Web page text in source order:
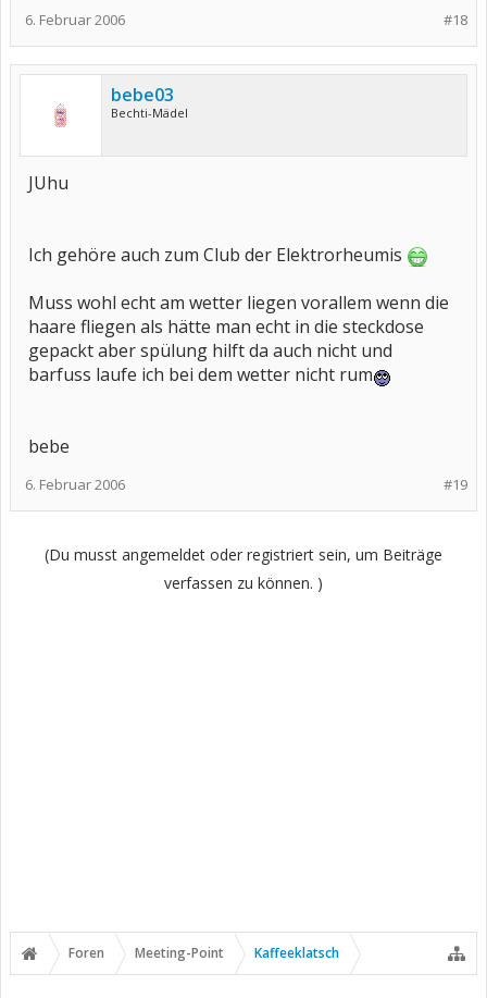
#18
6. Februar 2006
bebe03
Bechti-Mädel
JUhu
Ich gehöre auch zum Club der Elektrorheumis
Muss wohl echt am wetter liegen vorallem wenn die
haare fliegen als hätte man echt in die steckdose
gepackt aber spülung hilft da auch nicht und
barfuss laufe ich bei dem wetter nicht rum
bebe
#19
6. Februar 2006
(Du musst angemeldet oder registriert sein, um Beiträge
verfassen zu können. )
Foren Meeting-Point Kaffeeklatsch